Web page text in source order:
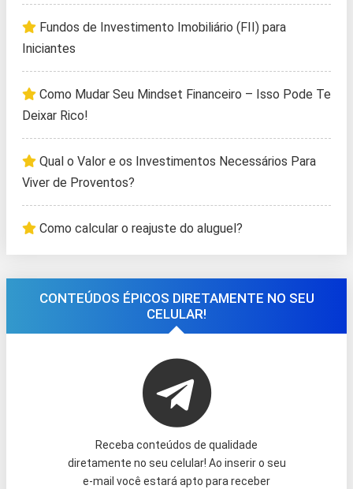
Fundos de Investimento Imobiliário (FII) para
Iniciantes
Como Mudar Seu Mindset Financeiro – Isso Pode Te
Deixar Rico!
Qual o Valor e os Investimentos Necessários Para
Viver de Proventos?
Como calcular o reajuste do aluguel?
CONTEÚDOS ÉPICOS DIRETAMENTE NO SEU
CELULAR!
Receba conteúdos de qualidade
diretamente no seu celular! Ao inserir o seu
e-mail você estará apto para receber